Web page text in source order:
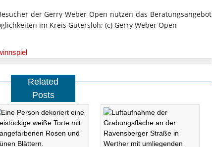
der Gerry Weber Open nutzen das Beratungsangebot
im Kreis Gütersloh; (c) Gerry Weber Open
Related
Posts